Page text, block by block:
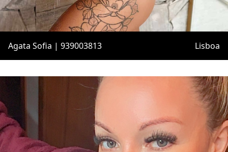
Agata Sofia | 939003813 Lisboa